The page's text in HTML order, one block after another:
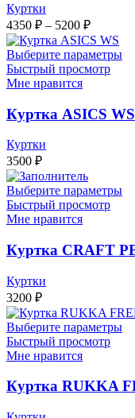
Куртки
4350 ₽ – 5200 ₽Диапазон
цен:
4350 ₽
–
Выберите параметры
Быстрый просмотр
Мне нравится
Куртка ASICS WS
Куртки
3500 ₽
Выберите параметры
Быстрый просмотр
Мне нравится
Куртка CRAFT
Куртки
3200 ₽
Выберите параметры
Быстрый просмотр
Мне нравится
Куртка RUKKA